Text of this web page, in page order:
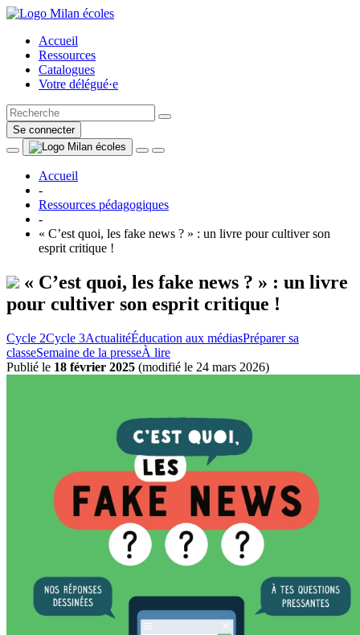
Accueil
Ressources
Catalogues
Votre délégué·e
Se connecter
Accueil
-
Ressources pédagogiques
-
« C’est quoi, les fake news ? » : un livre pour cultiver son
esprit critique !
« C’est quoi, les fake news ? » : un livre
pour cultiver son esprit critique !
Cycle 2Cycle 3ActualitéÉducation aux médiasPréparer sa
classeSemaine de la presseÀ lire
Publié le 18 février 2025 (modifié le 24 mars 2026)